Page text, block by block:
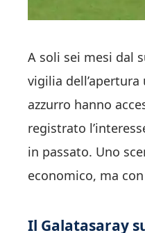
A soli sei mesi dal
vigilia
azzurro hanno
registrato
in passato. Uno
economico, ma
Il Galatasaray